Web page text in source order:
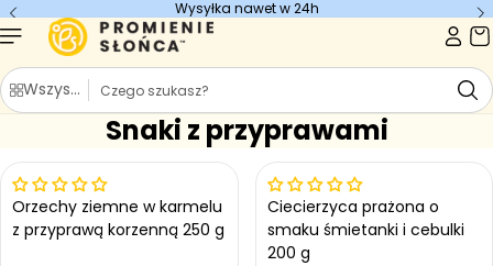
Wysyłka nawet w 24h
Wszystkie kategorie
Szukaj
Snaki z przyprawami
50% Obniżki
Promocja
Krótka data
Orzechy ziemne w karmelu
z przyprawą korzenną 250 g
Ciecierzyca prażona o
smaku śmietanki i cebulki
200 g